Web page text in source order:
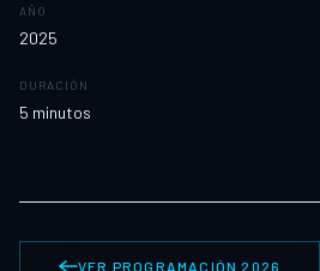
AÑO
2025
DURACIÓN
5 minutos
VER PROGRAMACIÓN 2026